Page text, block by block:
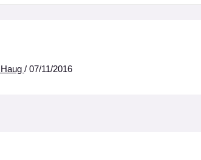
/ 07/11/2016